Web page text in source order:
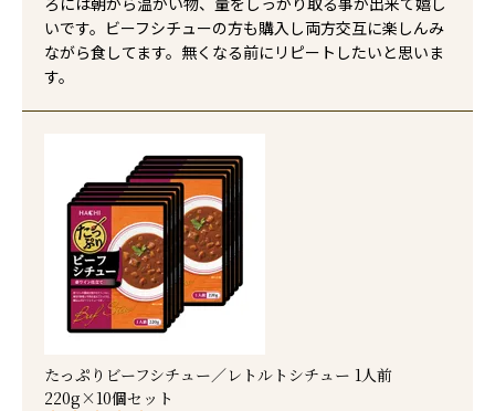
いです。ビーフシチューの方も購入し両方交互に楽しんみ
ながら食してます。無くなる前にリピートしたいと思いま
す。
たっぷりビーフシチュー／レトルトシチュー 1人前
220g×10個セット